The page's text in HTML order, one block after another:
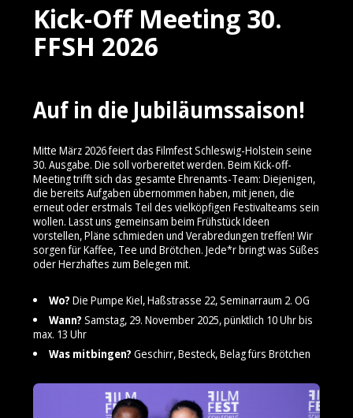
Kick-Off Meeting 30.
FFSH 2026
Auf in die Jubiläumssaison!
Mitte März 2026 feiert das Filmfest Schleswig-Holstein seine
30. Ausgabe. Die soll vorbereitet werden. Beim Kick-off-
Meeting trifft sich das gesamte Ehrenamts-Team: Diejenigen,
die bereits Aufgaben übernommen haben, mit jenen, die
erneut oder erstmals Teil des vielköpfigen Festivalteams sein
wollen. Lasst uns gemeinsam beim Frühstück Ideen
vorstellen, Pläne schmieden und Verabredungen treffen! Wir
sorgen für Kaffee, Tee und Brötchen. Jede*r bringt was Süßes
oder Herzhaftes zum Belegen mit.
Wo? Die Pumpe Kiel, Haßstrasse 22, Seminarraum 2. OG
Wann? Samstag, 29. November 2025, pünktlich 10 Uhr bis
max. 13 Uhr
Was mitbingen? Geschirr, Besteck, Belag fürs Brötchen